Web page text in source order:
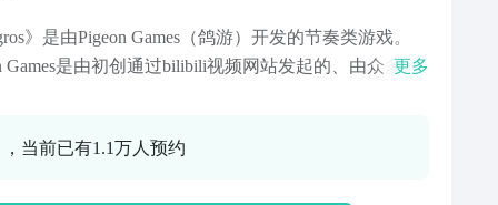
》是由Pigeon Games（鸽游）开发的节奏类游戏。
Games是由初创通过bilibili视频网站发起的、由众多节
奏类游戏的魅力。游戏介绍新颖的游戏玩法由4种音符
更多
当前已有1.1万人预约